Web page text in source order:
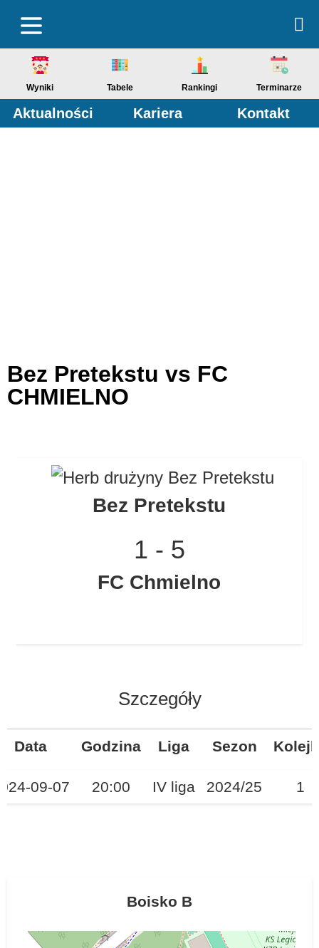
Wyniki Tabele Rankingi Terminarze
Aktualności Kariera Kontakt
Bez Pretekstu vs FC
CHMIELNO
Bez Pretekstu
FC Chmielno
1 - 5
Szczegóły
Data Godzina Liga Sezon
09-07 20:00 IV liga 2024/25 1
Boisko B